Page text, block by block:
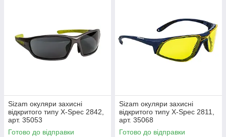
Sizam окуляри захисні
відкритого типу X-Spec 2842,
арт. 35053
Готово до відправки
Sizam окуляри захисні
відкритого типу X-Spec 2811,
арт. 35068
Готово до відправки